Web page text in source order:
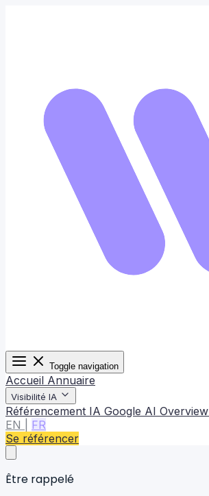
Toggle navigation
Accueil Annuaire
Visibilité IA
Référencement IA Google AI Overview
EN
FR
Se référencer
Être rappelé